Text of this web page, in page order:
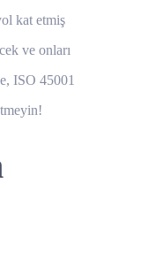
kat etmiş
ve onları
ISO 45001